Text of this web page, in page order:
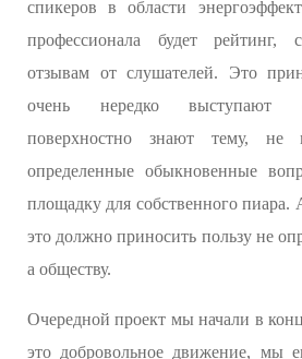
спикеров в области
профессионала будет рейтинг,
отзывам от слушателей. Это
очень нередко выступают
поверхностно знают тему, не
определенные обыкновенные
площадку для собственного
это должно приносить пользу не
а обществу.
Очередной проект мы начали в
это добровольное движение, мы